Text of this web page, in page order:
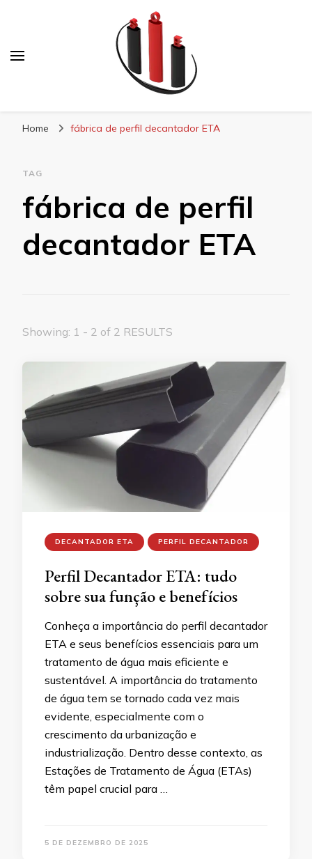
Home fábrica de perfil decantador ETA
TAG
fábrica de perfil
decantador ETA
Showing: 1 - 2 of 2 RESULTS
DECANTADOR ETA PERFIL DECANTADOR
Perfil Decantador ETA: tudo
sobre sua função e benefícios
Conheça a importância do perfil decantador
ETA e seus benefícios essenciais para um
tratamento de água mais eficiente e
sustentável. A importância do tratamento
de água tem se tornado cada vez mais
evidente, especialmente com o
crescimento da urbanização e
industrialização. Dentro desse contexto, as
Estações de Tratamento de Água (ETAs)
têm papel crucial para …
5 DE DEZEMBRO DE 2025